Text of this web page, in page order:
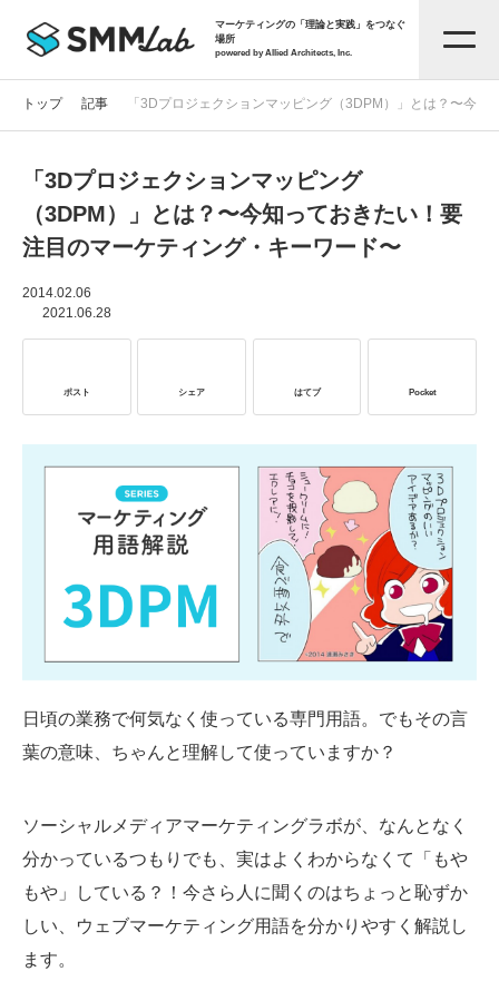
マーケティングの「理論と実践」をつなぐ
場所
powered by Allied Architects, Inc.
記事一覧
タグから探す
お役立ち資料
サービス資料
SMMLabについて
トップ 記事 「3Dプロジェクションマッピング（3DPM）」とは？〜今
「3Dプロジェクションマッピング
（3DPM）」とは？〜今知っておきたい！要
注目のマーケティング・キーワード〜
2014.02.06
2021.06.28
ポスト シェア はてブ Pocket
日頃の業務で何気なく使っている専門用語。でもその言
葉の意味、ちゃんと理解して使っていますか？
ソーシャルメディアマーケティングラボが、なんとなく
分かっているつもりでも、実はよくわからなくて「もや
もや」している？！今さら人に聞くのはちょっと恥ずか
しい、ウェブマーケティング用語を分かりやすく解説し
ます。